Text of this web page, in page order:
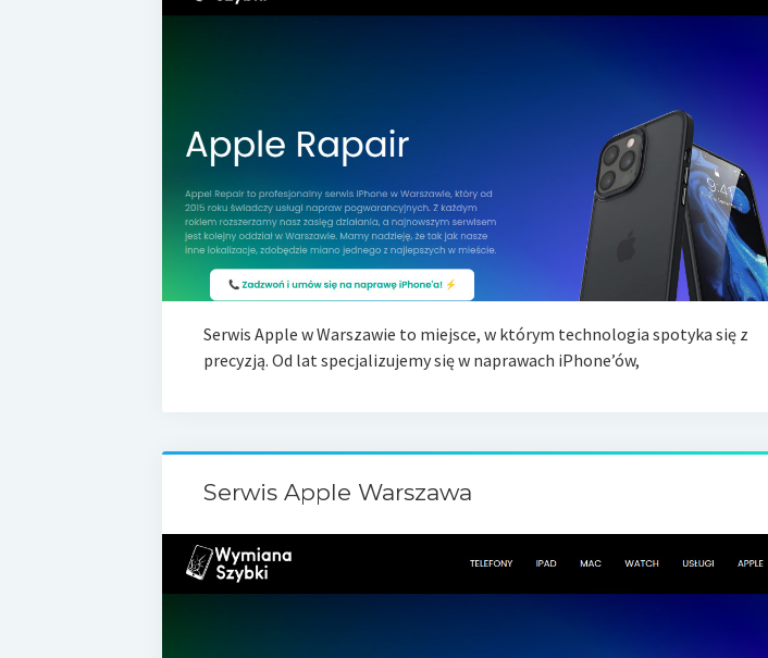
Serwis Apple w Warszawie to miejsce, w którym technologia spotyka się z
precyzją. Od lat specjalizujemy się w naprawach iPhone’ów,
Serwis Apple Warszawa